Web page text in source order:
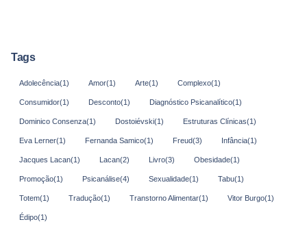
Tags
Adolecência(1) Amor(1) Arte(1) Complexo(1)
Consumidor(1) Desconto(1) Diagnóstico Psicanalítico(1)
Dominico Consenza(1) Dostoiévski(1) Estruturas Clínicas(1)
Eva Lerner(1) Fernanda Samico(1) Freud(3) Infância(1)
Jacques Lacan(1) Lacan(2) Livro(3) Obesidade(1)
Promoção(1) Psicanálise(4) Sexualidade(1) Tabu(1)
Totem(1) Tradução(1) Transtorno Alimentar(1) Vitor Burgo(1)
Édipo(1)